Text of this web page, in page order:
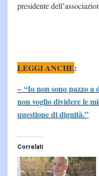
presidente
LEGGI ANCHE:
– “Io non sono pazzo a
non voglio dividere le
questione di dignità.”
Correlati